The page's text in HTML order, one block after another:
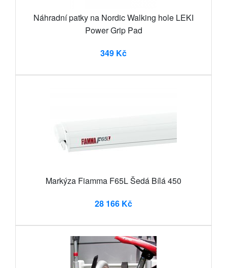
Náhradní patky na Nordic Walking hole LEKI
Power Grip Pad
349 Kč
Markýza Fiamma F65L Šedá Bílá 450
28 166 Kč